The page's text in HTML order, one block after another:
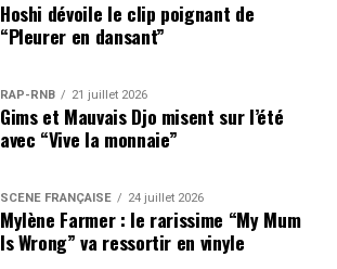
Hoshi dévoile le clip poignant de
“Pleurer en dansant”
RAP-RNB 21 juillet 2026
Gims et Mauvais Djo misent sur l’été
avec “Vive la monnaie”
SCÈNE FRANÇAISE 24 juillet 2026
Mylène Farmer : le rarissime “My Mum
Is Wrong” va ressortir en vinyle